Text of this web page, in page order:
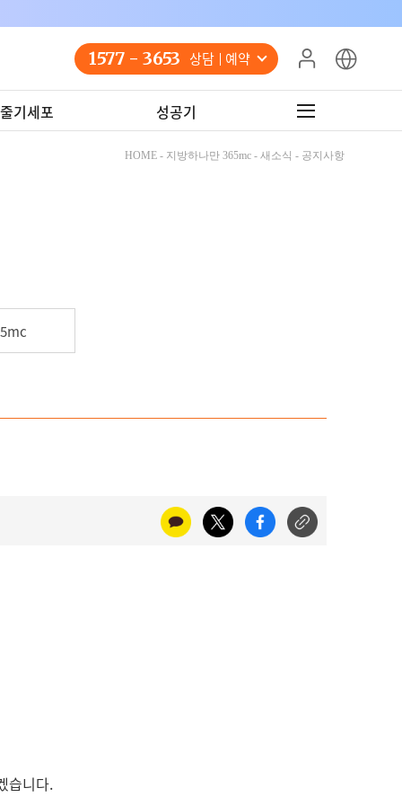
1577 - 3653 상담 예약
기세포 성공기
HOME - 지방하나만 365mc - 새소식 - 공지사항
습니다.